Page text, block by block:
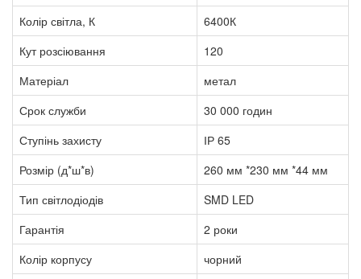
Колір світла, К
6400К
Кут розсіювання
120
Матеріал
метал
Срок служби
30 000 годин
Ступінь захисту
ІР 65
Розмір (д*ш*в)
260 мм *230 мм *44 мм
Тип світлодіодів
SMD LED
Гарантія
2 роки
Колір корпусу
чорний